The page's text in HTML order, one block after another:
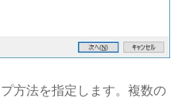
方法を指定します。複数の